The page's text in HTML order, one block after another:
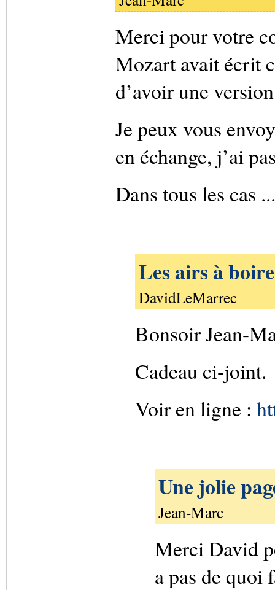
Merci pour votre
Mozart avait écrit
d’avoir une
Je peux vous
en échange, j’ai
Dans tous les cas
Les airs à
DavidLeMarrec
Bonsoir Jean-
Cadeau ci-joint.
Voir en ligne :
Une jolie
Jean-Marc
Merci David
a pas de quoi